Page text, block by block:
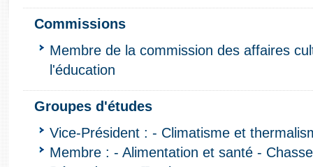
Commissions
Membre de la commission des affaires
l'éducation
Groupes d'études
Vice-Président : - Climatisme et
Membre : - Alimentation et santé -